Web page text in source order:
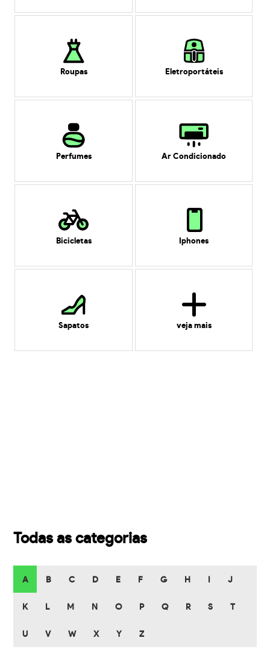
Roupas Eletroportáteis
Perfumes Ar Condicionado
Bicicletas Iphones
Sapatos veja mais
Todas as categorias
A B C D E F G H J
K L M N O P Q R S T
U V W X Y Z